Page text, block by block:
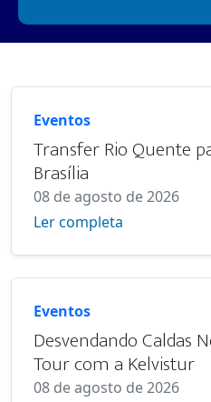
Eventos
Transfer Rio Quente
Brasília
08 de agosto de 2026
Ler completa
Eventos
Desvendando Caldas
Tour com a Kelvistur
08 de agosto de 2026